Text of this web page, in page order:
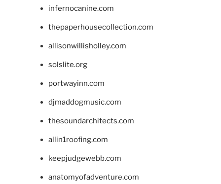
infernocanine.com
thepaperhousecollection.com
allisonwillisholley.com
solslite.org
portwayinn.com
djmaddogmusic.com
thesoundarchitects.com
allin1roofing.com
keepjudgewebb.com
anatomyofadventure.com